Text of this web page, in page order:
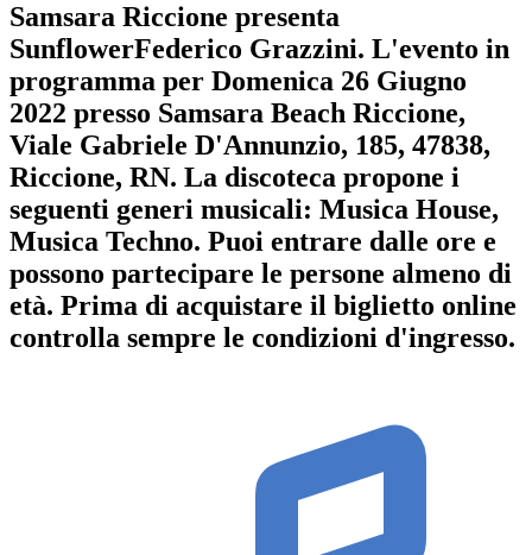
Samsara Riccione presenta
SunflowerFederico Grazzini. L'evento in
programma per Domenica 26 Giugno
2022 presso Samsara Beach Riccione,
Viale Gabriele D'Annunzio, 185, 47838,
Riccione, RN. La discoteca propone i
seguenti generi musicali: Musica House,
Musica Techno. Puoi entrare dalle ore e
possono partecipare le persone almeno di
età. Prima di acquistare il biglietto online
controlla sempre le condizioni d'ingresso.